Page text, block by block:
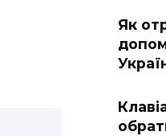
Як